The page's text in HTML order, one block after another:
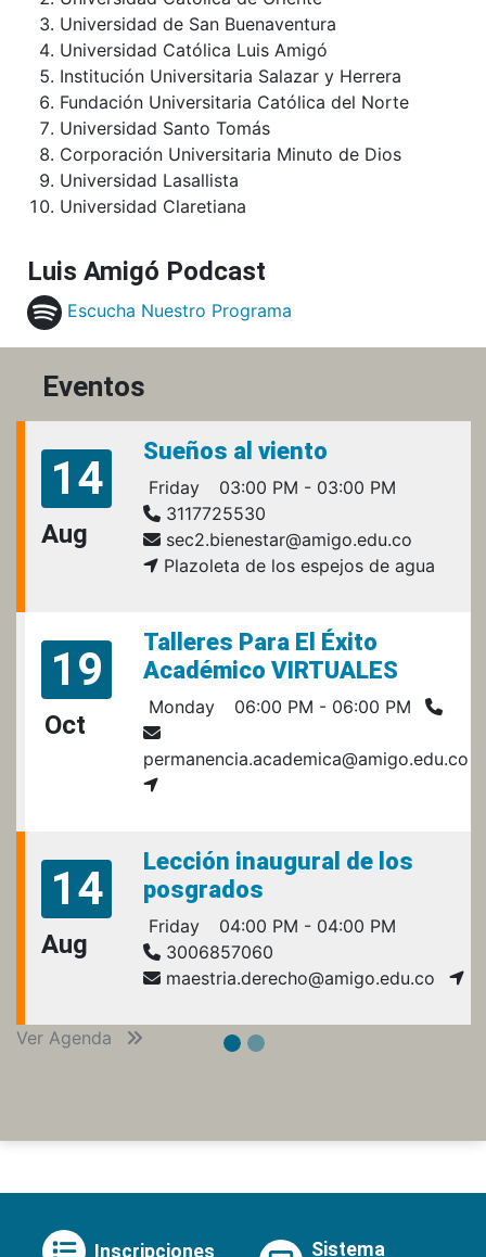
Universidad de San Buenaventura
Universidad Católica Luis Amigó
Institución Universitaria Salazar y Herrera
Fundación Universitaria Católica del Norte
Universidad Santo Tomás
Corporación Universitaria Minuto de Dios
Universidad Lasallista
Universidad Claretiana
Luis Amigó Podcast
Escucha Nuestro Programa
Eventos
14
Aug
Sueños al viento
Friday
03:00 PM - 03:00 PM
3117725530
sec2.bienestar@amigo.edu.co
Plazoleta de los espejos de agua
19
Oct
Talleres Para El Éxito
Académico VIRTUALES
Monday 06:00 PM - 06:00 PM
permanencia.academica@amigo.edu.co
14
Aug
Lección inaugural de los
posgrados
Friday
04:00 PM - 04:00 PM
3006857060
maestria.derecho@amigo.edu.co
Ver Agenda
Inscripciones
Sistema